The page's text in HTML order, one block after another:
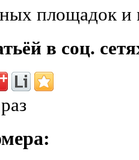
площадок и
в соц.
раз